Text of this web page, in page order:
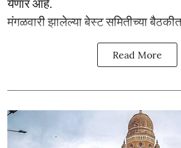
मंगळवारी झालेल्या बेस्ट समितीच्या बैठकीत
Read More